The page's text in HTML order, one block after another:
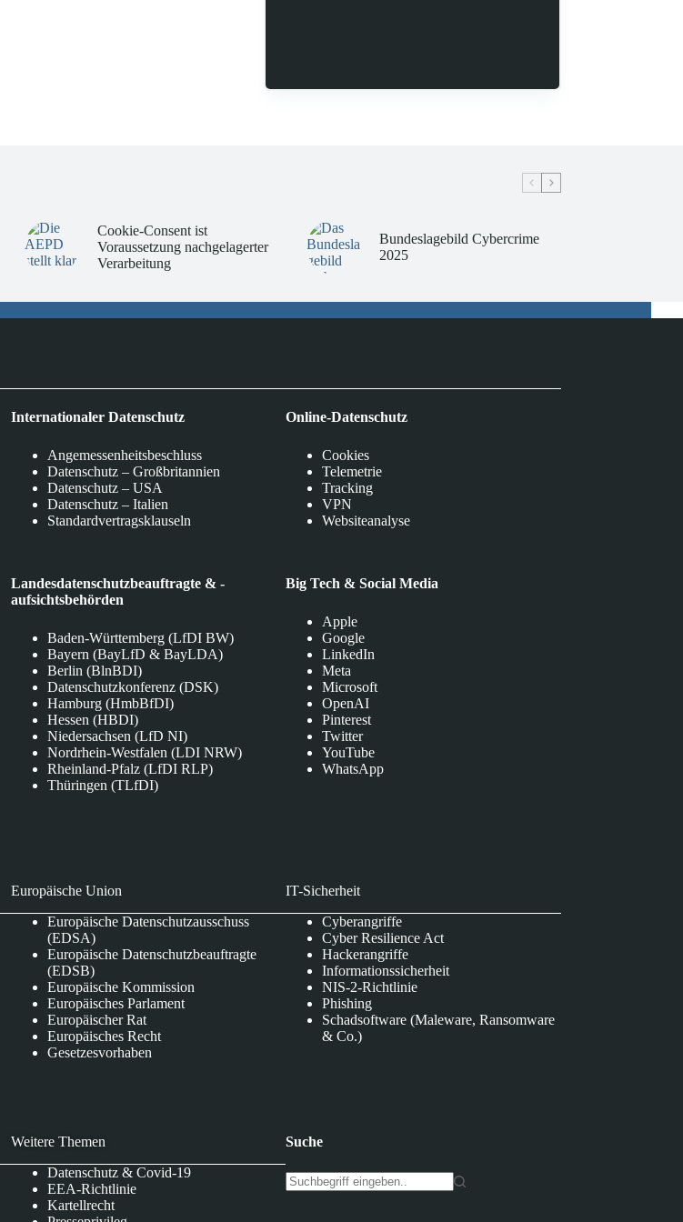
Cookie-Consent ist
Voraussetzung nachgelagerter
Verarbeitung
Bundeslagebild Cybercrime
2025
Internationaler Datenschutz
Angemessenheitsbeschluss
Datenschutz – Großbritannien
Datenschutz – USA
Datenschutz – Italien
Standardvertragsklauseln
Landesdatenschutzbeauftragte & -
aufsichtsbehörden
Baden-Württemberg (LfDI BW)
Bayern (BayLfD & BayLDA)
Berlin (BlnBDI)
Datenschutzkonferenz (DSK)
Hamburg (HmbBfDI)
Hessen (HBDI)
Niedersachsen (LfD NI)
Nordrhein-Westfalen (LDI NRW)
Rheinland-Pfalz (LfDI RLP)
Thüringen (TLfDI)
Online-Datenschutz
Cookies
Telemetrie
Tracking
VPN
Websiteanalyse
Big Tech & Social Media
Apple
Google
LinkedIn
Meta
Microsoft
OpenAI
Pinterest
Twitter
YouTube
WhatsApp
Europäische Union
Europäische Datenschutzausschuss
(EDSA)
Europäische Datenschutzbeauftragte
(EDSB)
Europäische Kommission
Europäisches Parlament
Europäischer Rat
Europäisches Recht
Gesetzesvorhaben
IT-Sicherheit
Cyberangriffe
Cyber Resilience Act
Hackerangriffe
Informationssicherheit
NIS-2-Richtlinie
Phishing
Schadsoftware (Maleware, Ransomware
& Co.)
Weitere Themen
Datenschutz & Covid-19
EEA-Richtlinie
Kartellrecht
Suche